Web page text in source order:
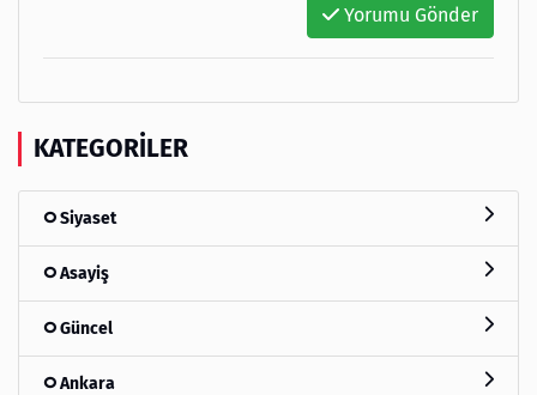
Yorumu Gönder
KATEGORILER
Siyaset
Asayiş
Güncel
Ankara